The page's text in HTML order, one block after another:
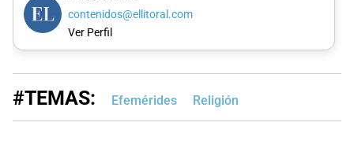
contenidos@ellitoral.com
Ver Perfil
#TEMAS: Efemérides Religión